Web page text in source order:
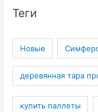
Теги
Новые
деревянная тара
купить паллеты